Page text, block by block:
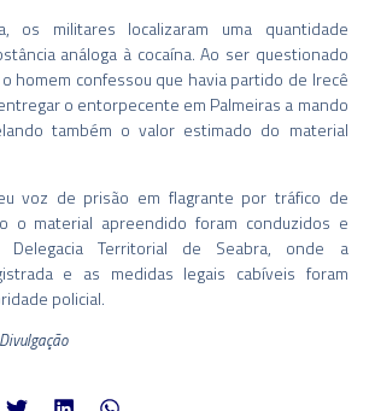
os militares localizaram uma quantidade
análoga à cocaína. Ao ser questionado
homem confessou que havia partido de Irecê
o entorpecente em Palmeiras a mando
também o valor estimado do material
voz de prisão em flagrante por tráfico de
o material apreendido foram conduzidos e
Delegacia Territorial de Seabra, onde a
e as medidas legais cabíveis foram
policial.